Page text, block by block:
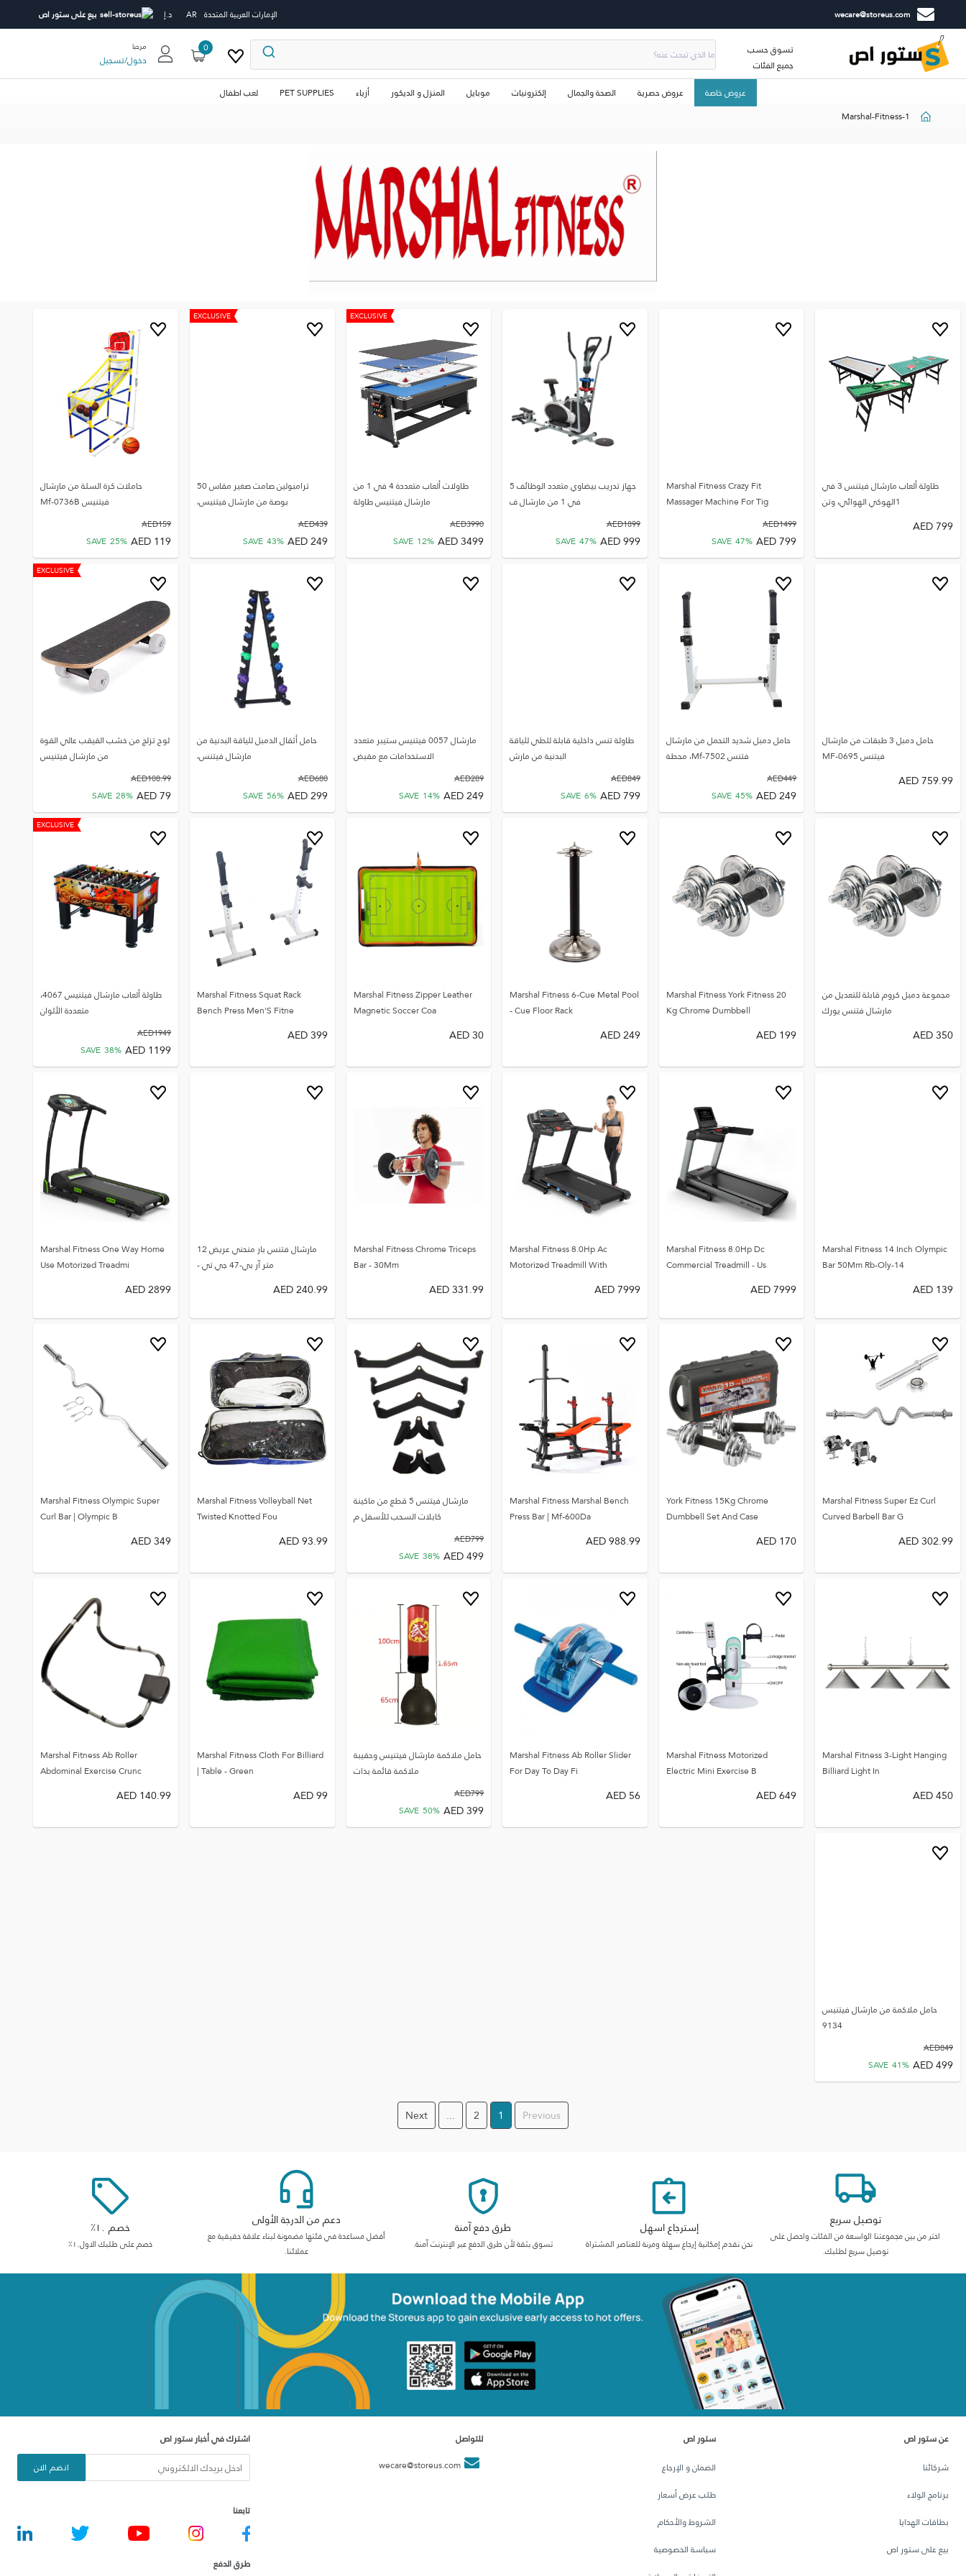
wecare@storeus.com الإمارات العربية المتحدة AR د.إ بيع على ستور اص
تسوق حسب
جميع الفئات
0 مرحبا
دخول/تسجيل
عروض خاصة عروض حصرية الصحة والجمال إلكترونيات موبايل المنزل و الديكور أزياء PET SUPPLIES
لعب اطفال
Marshal-Fitness-1
طاولة ألعاب مارشال فيتنس 3 في
1الهوكي الهوائي، وتن
799
AED
Marshal Fitness Crazy Fit
Massager Machine For Tig
1499
AED
799
AED
SAVE 47%
جهاز تدريب بيضاوي متعدد الوظائف 5
في 1 من مارشال ف
1899
AED
999
AED
SAVE 47%
EXCLUSIVE
طاولات ألعاب متعددة 4 في 1 من
مارشال فيتنيس طاولة
3990
AED
3499
AED
SAVE 12%
EXCLUSIVE
ترامبولين صامت صغير مقاس 50
بوصة من مارشال فيتنيس،
439
AED
249
AED
SAVE 43%
حاملات كرة السلة من مارشال
فيتنيس Mf-0736B
159
AED
119
AED
SAVE 25%
حامل دمبل 3 طبقات من مارشال
فيتنس MF-0695
759.99
AED
حامل دمبل شديد التحمل من مارشال
فتنس Mf-7502، محطة
449
AED
249
AED
SAVE 45%
طاولة تنس داخلية قابلة للطي للياقة
البدنية من مارش
849
AED
799
AED
SAVE 6%
مارشال 0057 فيتنيس ستيبر متعدد
الاستخدامات مع مقبض
289
AED
249
AED
SAVE 14%
حامل أثقال الدمبل للياقة البدنية من
مارشال فيتنس،
680
AED
299
AED
SAVE 56%
EXCLUSIVE
لوح تزلج من خشب القيقب عالي القوة
من مارشال فيتنيس
108.99
AED
79
AED
SAVE 28%
مجموعة دمبل كروم قابلة للتعديل من
مارشال فتنس يورك
350
AED
Marshal Fitness York Fitness 20
Kg Chrome Dumbbell
199
AED
Marshal Fitness 6-Cue Metal Pool
Cue Floor Rack -
249
AED
Marshal Fitness Zipper Leather
Magnetic Soccer Coa
30
AED
Marshal Fitness Squat Rack
Bench Press Men'S Fitne
399
AED
EXCLUSIVE
طاولة ألعاب مارشال فيتنيس 4067،
متعددة الألوان
1949
AED
1199
AED
SAVE 38%
Marshal Fitness 14 Inch Olympic
Bar 50Mm Rb-Oly-14
139
AED
Marshal Fitness 8.0Hp Dc
Commercial Treadmill - Us
7999
AED
Marshal Fitness 8.0Hp Ac
Motorized Treadmill With
7999
AED
Marshal Fitness Chrome Triceps
Bar - 30Mm
331.99
AED
مارشال فتنس بار منحني عريض 12
متر آر بي-47 جي تي -
240.99
AED
Marshal Fitness One Way Home
Use Motorized Treadmi
2899
AED
Marshal Fitness Super Ez Curl
Curved Barbell Bar G
302.99
AED
York Fitness 15Kg Chrome
Dumbbell Set And Case
170
AED
Marshal Fitness Marshal Bench
Press Bar | Mf-600Da
988.99
AED
مارشال فيتنس 5 قطع من ماكينة
كابلات السحب للأسفل م
799
AED
499
AED
SAVE 38%
Marshal Fitness Volleyball Net
Twisted Knotted Fou
93.99
AED
Marshal Fitness Olympic Super
Curl Bar | Olympic B
349
AED
Marshal Fitness 3-Light Hanging
Billiard Light In
450
AED
Marshal Fitness Motorized
Electric Mini Exercise B
649
AED
Marshal Fitness Ab Roller Slider
For Day To Day Fi
56
AED
حامل ملاكمة مارشال فيتنيس وحقيبة
ملاكمة قائمة بذات
799
AED
399
AED
SAVE 50%
Marshal Fitness Cloth For Billiard
Table - Green |
99
AED
Marshal Fitness Ab Roller
Abdominal Exercise Crunc
140.99
AED
حامل ملاكمة من مارشال فيتنيس
9134
849
AED
499
AED
SAVE 41%
Previous
1
2
...
Next
توصيل سريع
اختر من بين مجموعتنا الواسعة من الفئات واحصل على
توصيل سريع لطلبك.
إسترجاع اسهل
نحن نقدم إمكانية إرجاع سهلة ومرنة للعناصر المشتراة
طرق دفع آمنة
تسوق بثقة لأن طرق الدفع عبر الإنترنت آمنة.
دعم من الدرجة الأولى
أفضل مساعدة في فئتها مضمونة لبناء علاقة حقيقية مع
عملائنا.
خصم ١٠٪
خصم على طلبك الاول١٠٪
عن ستور اص
شركائنا
برنامج الولاء
بطاقات الهدايا
بيع على ستور اص
ستور اص
الضمان و الإرجاع
طلب عرض أسعار
الشروط والأحكام
سياسة الخصوصية
للتواصل
wecare@storeus.com
اشترك في أخبار ستور اص
انضم الان
تابعنا
طرق الدفع